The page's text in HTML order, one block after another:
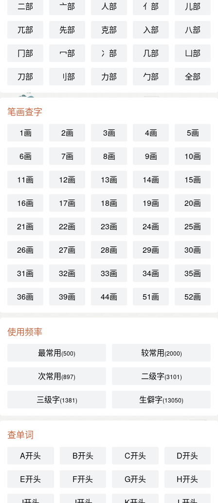
二部 亠部 人部 亻部 儿部
兀部 先部 克部 入部 八部
冂部 冖部 冫部 几部 凵部
刀部 刂部 力部 勹部 全部
笔画查字
1画 2画 3画 4画 5画
6画 7画 8画 9画 10画
11画 12画 13画 14画 15画
16画 17画 18画 19画 20画
21画 22画 23画 24画 25画
26画 27画 28画 29画 30画
31画 32画 33画 34画 35画
36画 39画 44画 51画 52画
使用频率
最常用(500) 较常用(2000)
次常用(897) 二级字(3101)
三级字(1381) 生僻字(13050)
查单词
A开头 B开头 C开头 D开头
E开头 F开头 G开头 H开头